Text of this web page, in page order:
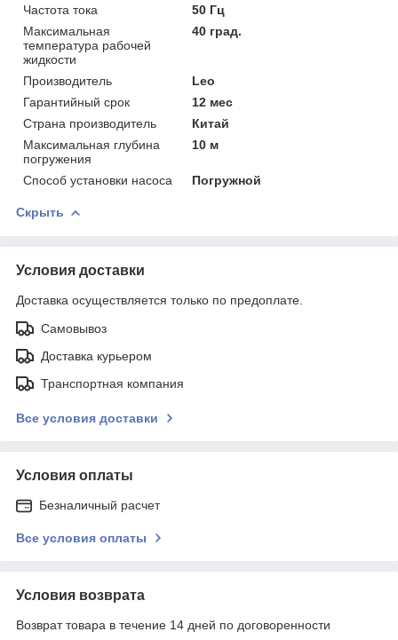
Частота тока
50 Гц
Максимальная
температура рабочей
жидкости
40 град.
Производитель
Leo
Гарантийный срок
12 мес
Страна производитель
Китай
Максимальная глубина
погружения
10 м
Способ установки насоса Погружной
Скрыть
Условия доставки
Доставка осуществляется только по предоплате.
Самовывоз
Доставка курьером
Транспортная компания
Все условия доставки
Условия оплаты
Безналичный расчет
Все условия оплаты
Условия возврата
Возврат товара в течение 14 дней по договоренности